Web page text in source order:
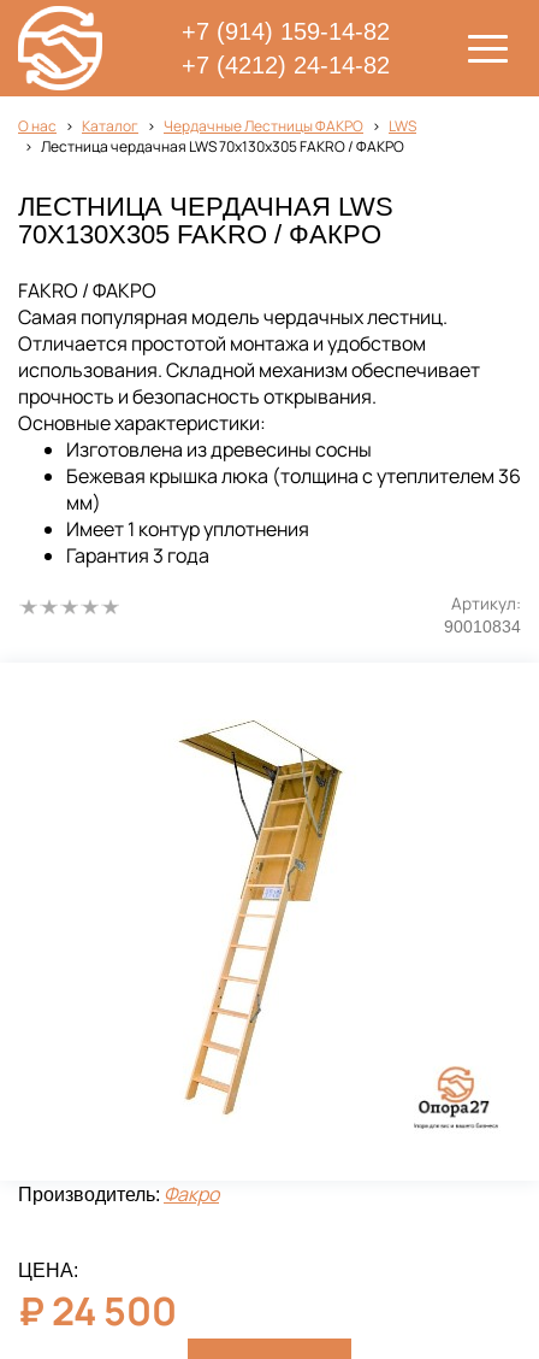
+7 (914) 159-14-82
+7 (4212) 24-14-82
О нас Каталог Чердачные Лестницы ФАКРО
LWS
Лестница чердачная LWS 70х130х305 FAKRO / ФАКРО
ЛЕСТНИЦА ЧЕРДАЧНАЯ LWS
70Х130Х305 FAKRO / ФАКРО
FAKRO / ФАКРО
Самая популярная модель чердачных лестниц.
Отличается простотой монтажа и удобством
использования. Складной механизм обеспечивает
прочность и безопасность открывания.
Основные характеристики:
Изготовлена из древесины сосны
Бежевая крышка люка (толщина с утеплителем 36
мм)
Имеет 1 контур уплотнения
Гарантия 3 года
Артикул:
90010834
Производитель: Факро
ЦЕНА:
₽24 500